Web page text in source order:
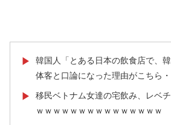
▶
韓国人「とある日本の飲食店で、
体客と口論になった理由がこちら・
▶
移民ベトナム女達の宅飲み、レベ
ｗｗｗｗｗｗｗｗｗｗｗｗｗｗｗ